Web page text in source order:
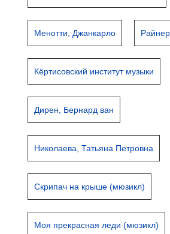
Менотти, Джанкарло
Кёртисовский институт музыки
Дирен, Бернард ван
Николаева, Татьяна Петровна
Скрипач на крыше (мюзикл)
Моя прекрасная леди (мюзикл)